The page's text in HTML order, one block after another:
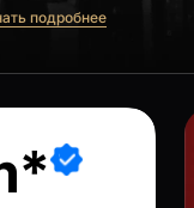
подробнее